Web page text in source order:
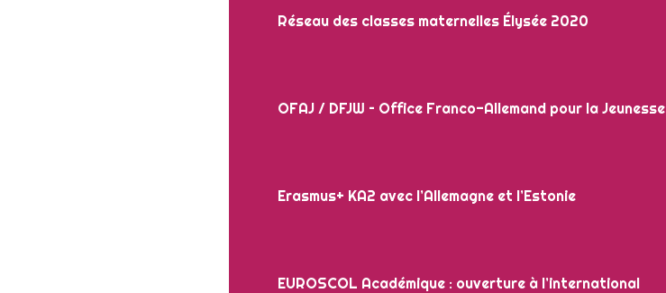
Réseau des classes maternelles Élysée 2020
OFAJ / DFJW – Office Franco-Allemand pour la Jeunesse
Erasmus+ KA2 avec l’Allemagne et l’Estonie
EUROSCOL Académique : ouverture à l’international